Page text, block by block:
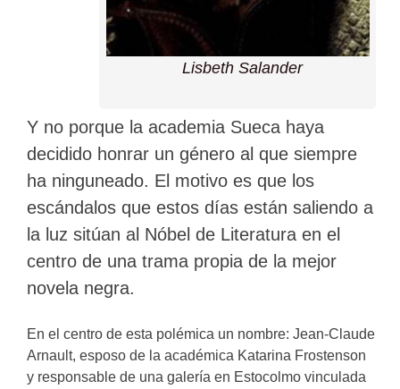
Lisbeth Salander
Y no porque la academia Sueca haya
decidido honrar un género al que siempre
ha ninguneado. El motivo es que los
escándalos que estos días están saliendo a
la luz sitúan al Nóbel de Literatura en el
centro de una trama propia de la mejor
novela negra.
En el centro de esta polémica un nombre: Jean-Claude
Arnault, esposo de la académica Katarina Frostenson
y responsable de una galería en Estocolmo vinculada